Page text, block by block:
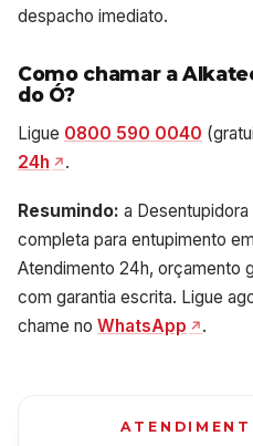
despacho imediato.
Como chamar a
do Ó?
Ligue 0800 590 0040
24h
.
Resumindo: a
completa para entupimento
Atendimento 24h, orçamento
com garantia escrita. Ligue
chame no WhatsApp .